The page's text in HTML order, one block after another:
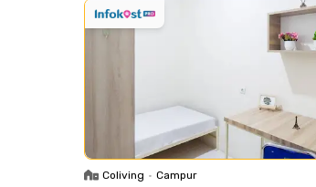
Coliving • Campur